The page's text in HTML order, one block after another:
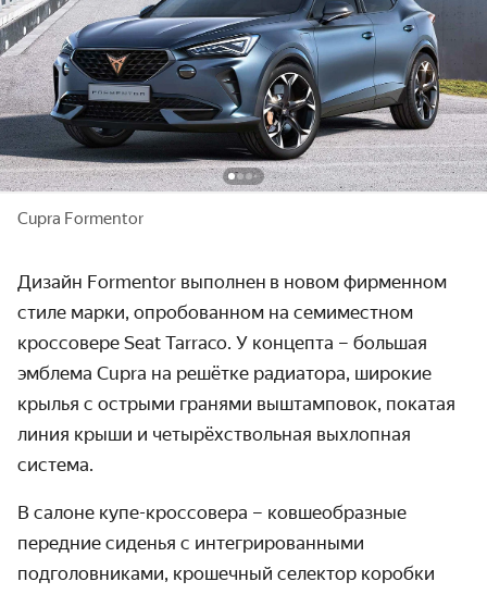
Cupra Formentor
Дизайн Formentor выполнен в новом фирменном
стиле марки, опробованном на семиместном
кроссовере Seat Tarraco. У концепта – большая
эмблема Cupra на решётке радиатора, широкие
крылья с острыми гранями выштамповок, покатая
линия крыши и четырёхствольная выхлопная
система.
В салоне купе-кроссовера – ковшеобразные
передние сиденья с интегрированными
подголовниками, крошечный селектор коробки